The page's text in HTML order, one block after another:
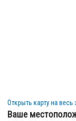
Открыть карту на весь
Ваше